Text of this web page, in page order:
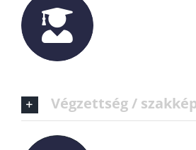
Végzettség /